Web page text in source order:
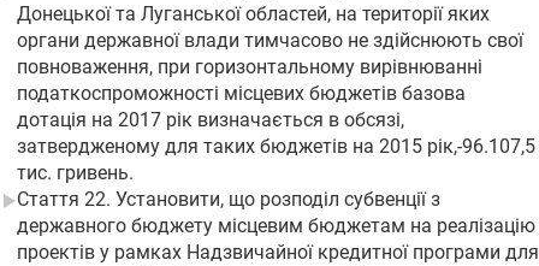
Донецької та Луганської областей, на території яких
органи державної влади тимчасово не здійснюють свої
повноваження, при горизонтальному вирівнюванні
податкоспроможності місцевих бюджетів базова
дотація на 2017 рік визначається в обсязі,
затвердженому для таких бюджетів на 2015 рік,-96.107,5
тис. гривень.
Стаття 22. Установити, що розподіл субвенції з
державного бюджету місцевим бюджетам на реалізацію
проектів у рамках Надзвичайної кредитної програми для